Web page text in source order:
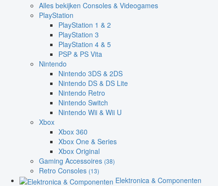
Alles bekijken Consoles & Videogames
PlayStation
PlayStation 1 & 2
PlayStation 3
PlayStation 4 & 5
PSP & PS Vita
Nintendo
Nintendo 3DS & 2DS
Nintendo DS & DS Lite
Nintendo Retro
Nintendo Switch
Nintendo Wii & Wii U
Xbox
Xbox 360
Xbox One & Series
Xbox Original
Gaming Accessoires (38)
Retro Consoles (13)
Elektronica & Componenten